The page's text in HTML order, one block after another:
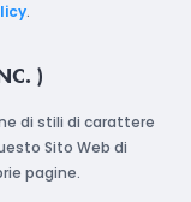
.
)
di stili di carattere
Sito Web di
pagine.